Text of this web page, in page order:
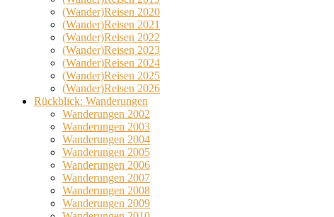
(Wander)Reisen 2020
(Wander)Reisen 2021
(Wander)Reisen 2022
(Wander)Reisen 2023
(Wander)Reisen 2024
(Wander)Reisen 2025
(Wander)Reisen 2026
Rückblick: Wanderungen
Wanderungen 2002
Wanderungen 2003
Wanderungen 2004
Wanderungen 2005
Wanderungen 2006
Wanderungen 2007
Wanderungen 2008
Wanderungen 2009